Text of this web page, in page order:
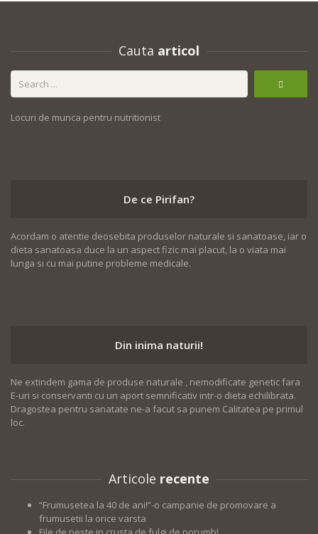
Cauta articol
Locuri de munca pentru nutritionist
De ce Pirifan?
Acordam o atentie deosebita produselor naturale si sanatoase, iar o
dieta sanatoasa duce la un aspect fizic mai placut, la o viata mai
lunga si cu mai putine probleme medicale.
Din inima naturii!
Ne extindem gama de produse naturale , nemodificate genetic fara
E-uri si conservanti cu un aport semnificativ intr-o dieta echilibrata.
Dragostea pentru sanatate ne-a facut sa punem Calitatea pe primul
loc.
Articole recente
“Frumusetea la 40 de ani!”-o campanie de promovare a
frumusetii la orice varsta